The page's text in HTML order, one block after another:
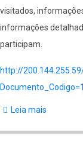
na
China,
Oceania
(vol.
visitados,
informações
participam.
http://
Leia mais